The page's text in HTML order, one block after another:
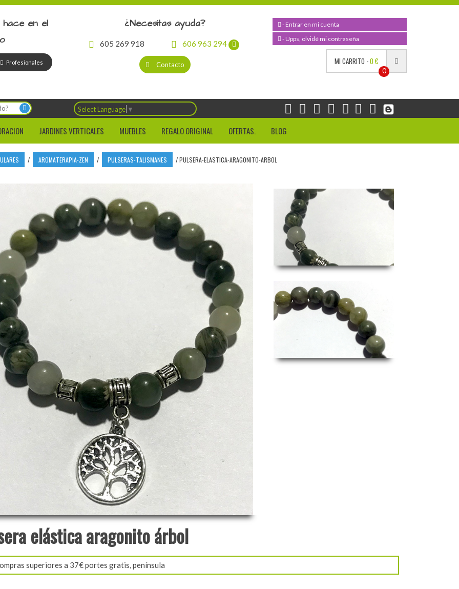
en el
Profesionales
¿Necesitas ayuda?
605 269 918 606 963 294
Contacto
- Entrar en mi cuenta
- Upps, olvidé mi contraseña
MI CARRITO -0 €
0
Select Language ▼
JARDINES VERTICALES MUEBLES REGALO ORIGINAL OFERTAS. BLOG
/ AROMATERAPIA-ZEN / PULSERAS-TALISMANES /PULSERA-ELASTICA-ARAGONITO-ARBOL
elástica aragonito árbol
superiores a 37€ portes gratis, península